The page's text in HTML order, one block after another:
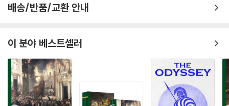
배송/반품/교환 안내
이 분야 베스트셀러